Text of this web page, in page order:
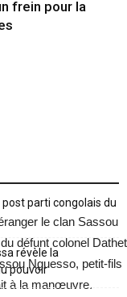
le clan Sassou
défunt colonel Dathet
Nguesso, petit-fils
à la manœuvre.
frein pour la
parti congolais du
révèle la
pouvoir